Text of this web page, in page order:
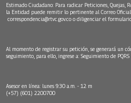
Estimado Ciudadano: Para radicar Peticiones, Quejas,
la Entidad puede remitir lo pertinente al Correo
correspondencia@rtvc.gov.co o diligenciar el
Al momento de registrar su petición, se generará un
seguimiento, para ello, ingrese a: Seguimiento de PQRS
Asesor en línea: lunes 9:30 a.m. - 12 m
(+57) (601) 2200700